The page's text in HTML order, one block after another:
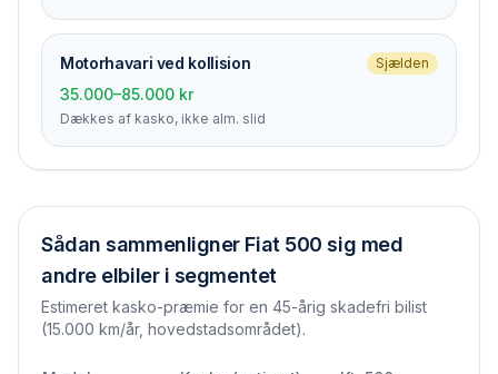
Motorhavari ved kollision Sjælden
35.000–85.000 kr
Dækkes af kasko, ikke alm. slid
Sådan sammenligner Fiat 500 sig med
andre elbiler i segmentet
Estimeret kasko-præmie for en 45-årig skadefri bilist
(15.000 km/år, hovedstadsområdet).